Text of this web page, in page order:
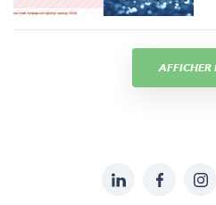
AFFICHER
LinkedInFacebook